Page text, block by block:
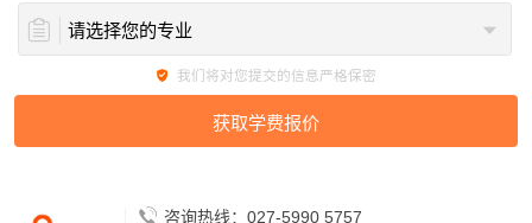
我们将对您提交的信息严格保密
咨询热线：027-5990 5757